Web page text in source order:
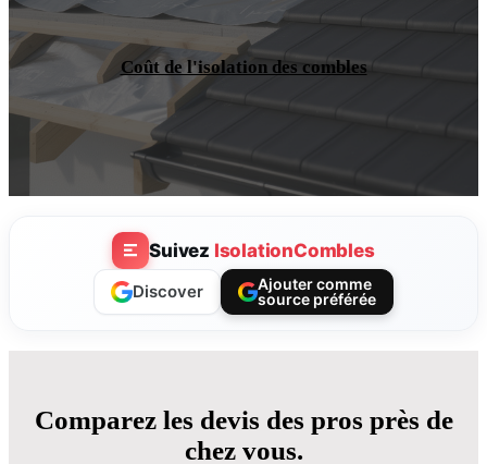
Coût de l'isolation des combles
Suivez IsolationCombles
Discover
Ajouter comme
source préférée
Comparez les devis des pros près de
chez vous.